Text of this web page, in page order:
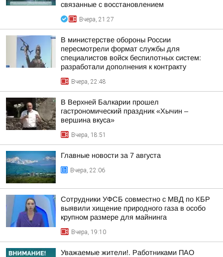
связанные с восстановлением
Вчера, 21:27
В министерстве обороны России
пересмотрели формат службы для
специалистов войск беспилотных систем:
разработали дополнения к контракту
Вчера, 22:48
В Верхней Балкарии прошел
гастрономический праздник «Хычин –
вершина вкуса»
Вчера, 18:51
Главные новости за 7 августа
Вчера, 22:06
Сотрудники УФСБ совместно с МВД по КБР
выявили хищение природного газа в особо
крупном размере для майнинга
Вчера, 19:10
Уважаемые жители!. Работниками ПАО